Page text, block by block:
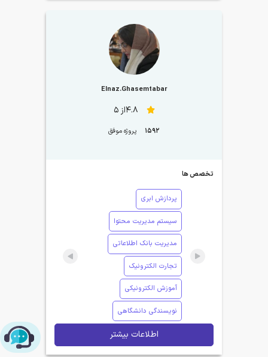
Elnaz.Ghasemtabar
4.8از 5
1592 پروژه موفق
تخصص ها
پردازش ابری
سیستم مدیریت محتوا
مدیریت بانک اطلاعاتی
تجارت الکترونیک
آموزش الکترونیکی
نویسندگی دانشگاهی
اطلاعات بیشترچت با پشتیبانی پارس‌کدرز